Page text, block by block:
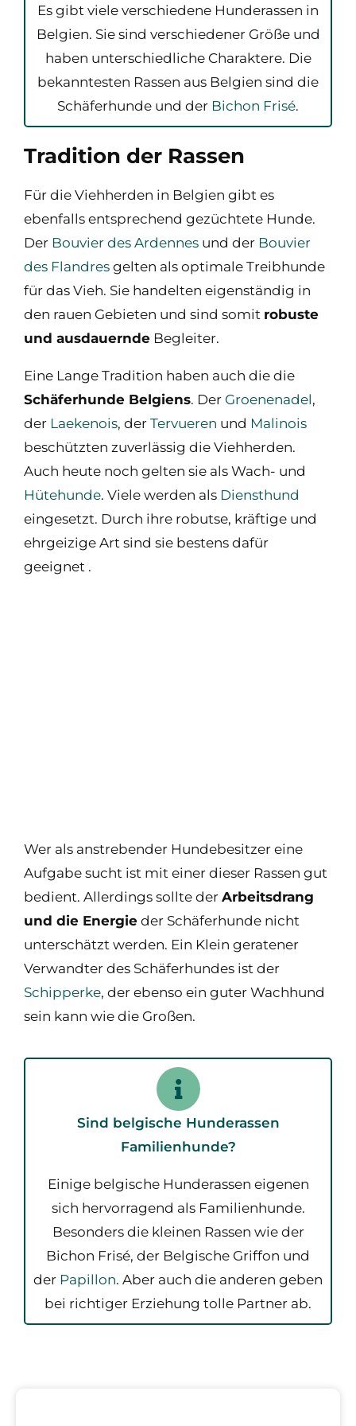
Es gibt viele verschiedene Hunderassen in
Belgien. Sie sind verschiedener Größe und
haben unterschiedliche Charaktere. Die
bekanntesten Rassen aus Belgien sind die
Schäferhunde und der Bichon Frisé.
Tradition der Rassen
Für die Viehherden in Belgien gibt es
ebenfalls entsprechend gezüchtete Hunde.
Der Bouvier des Ardennes und der Bouvier
des Flandres gelten als optimale Treibhunde
für das Vieh. Sie handelten eigenständig in
den rauen Gebieten und sind somit robuste
und ausdauernde Begleiter.
Eine Lange Tradition haben auch die die
Schäferhunde Belgiens. Der Groenenadel,
der Laekenois, der Tervueren und Malinois
beschützten zuverlässig die Viehherden.
Auch heute noch gelten sie als Wach- und
Hütehunde. Viele werden als Diensthund
eingesetzt. Durch ihre robutse, kräftige und
ehrgeizige Art sind sie bestens dafür
geeignet .
Wer als anstrebender Hundebesitzer eine
Aufgabe sucht ist mit einer dieser Rassen gut
bedient. Allerdings sollte der Arbeitsdrang
und die Energie der Schäferhunde nicht
unterschätzt werden. Ein Klein geratener
Verwandter des Schäferhundes ist der
Schipperke, der ebenso ein guter Wachhund
sein kann wie die Großen.
Sind belgische Hunderassen
Familienhunde?
Einige belgische Hunderassen eigenen
sich hervorragend als Familienhunde.
Besonders die kleinen Rassen wie der
Bichon Frisé, der Belgische Griffon und
der Papillon. Aber auch die anderen geben
bei richtiger Erziehung tolle Partner ab.